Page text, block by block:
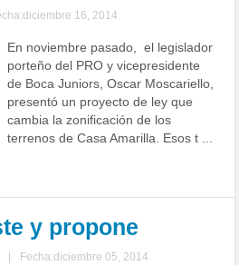
16, 2014
En noviembre pasado, el legislador
porteño del PRO y vicepresidente
de Boca Juniors, Oscar Moscariello,
presentó un proyecto de ley que
cambia la zonificación de los
terrenos de Casa Amarilla. Esos t ...
y propone
Fecha:diciembre 05, 2014